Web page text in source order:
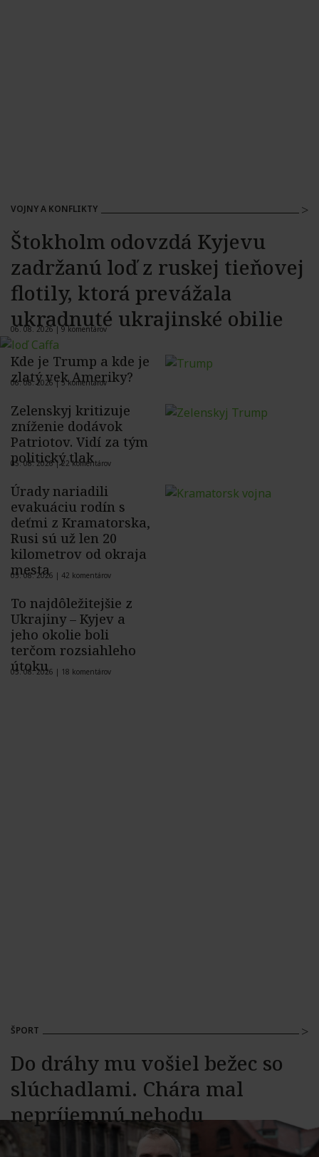
VOJNY A KONFLIKTY
Štokholm odovzdá Kyjevu
zadržanú loď z ruskej tieňovej
flotily, ktorá prevážala
ukradnuté ukrajinské obilie
06. 08. 2026 |9 komentárov
Kde je Trump a kde je
zlatý vek Ameriky?
06. 08. 2026 |5 komentárov
Zelenskyj kritizuje
zníženie dodávok
Patriotov. Vidí za tým
politický tlak
05. 08. 2026 |22 komentárov
Úrady nariadili
evakuáciu rodín s
deťmi z Kramatorska,
Rusi sú už len 20
kilometrov od okraja
mesta
05. 08. 2026 | 42 komentárov
To najdôležitejšie z
Ukrajiny – Kyjev a
jeho okolie boli
terčom rozsiahleho
útoku
05. 08. 2026 | 18 komentárov
ŠPORT